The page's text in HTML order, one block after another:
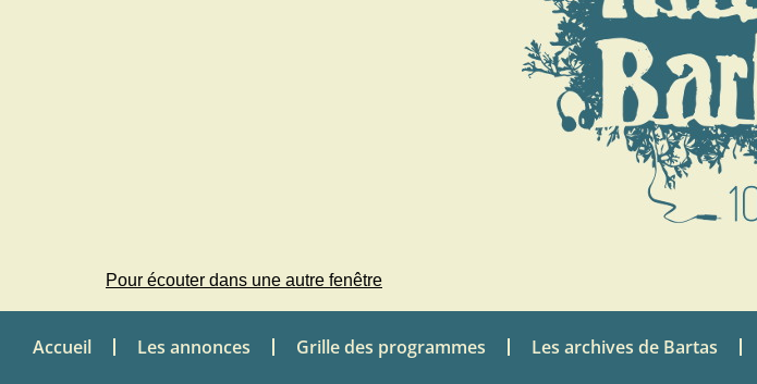
Pour écouter dans une autre fenêtre
Accueil Les annonces Grille des programmes Les archives de Bartas